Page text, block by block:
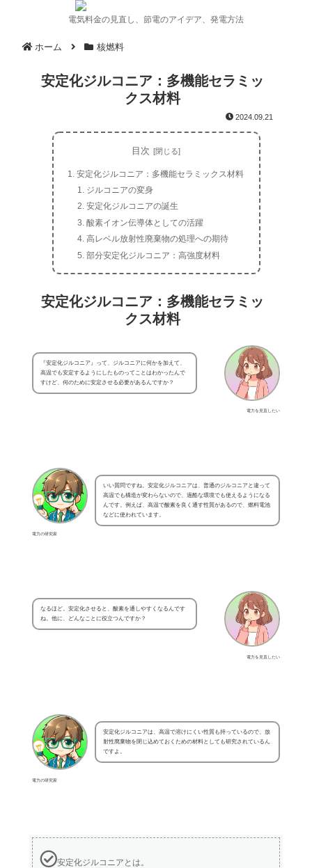
電気料金の見直し、節電のアイデア、発電方法
ホーム 核燃料
安定化ジルコニア：多機能セラミッ
クス材料
2024.09.21
目次
安定化ジルコニア：多機能セラミックス材料
ジルコニアの変身
安定化ジルコニアの誕生
酸素イオン伝導体としての活躍
高レベル放射性廃棄物の処理への期待
部分安定化ジルコニア：高強度材料
安定化ジルコニア：多機能セラミッ
クス材料
電力を見直したい
『安定化ジルコニア』って、ジルコニアに何かを加えて、
高温でも安定するようにしたものってことはわかったんで
すけど、何のために安定させる必要があるんですか？
電力の研究家
いい質問ですね。安定化ジルコニアは、普通のジルコニアと違って
高温でも構造が変わらないので、過酷な環境でも使えるようになる
んです。例えば、高温で酸素を良く通す性質があるので、燃料電池
などに使われています。
電力を見直したい
なるほど。安定化させると、酸素を通しやすくなるんです
ね。他に、どんなことに役立つんですか？
電力の研究家
安定化ジルコニアは、高温で溶けにくい性質も持っているので、放
射性廃棄物を閉じ込めておくための材料としても研究されているん
ですよ。
安定化ジルコニアとは。